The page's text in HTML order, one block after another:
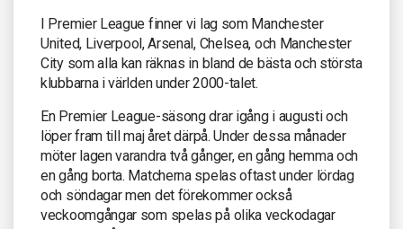
I Premier League finner vi lag som Manchester
United, Liverpool, Arsenal, Chelsea, och Manchester
City som alla kan räknas in bland de bästa och största
klubbarna i världen under 2000-talet.
En Premier League-säsong drar igång i augusti och
löper fram till maj året därpå. Under dessa månader
möter lagen varandra två gånger, en gång hemma och
en gång borta. Matcherna spelas oftast under lördag
och söndagar men det förekommer också
veckoomgångar som spelas på olika veckodagar